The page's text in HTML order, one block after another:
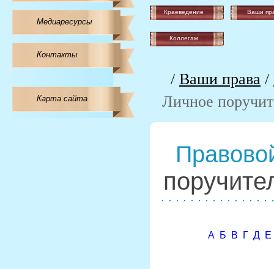
Медиаресурсы
Контакты
Карта сайта
Краеведение Ваши
Коллегам
/ Ваши права /
Личное
А Б В Г Д Е